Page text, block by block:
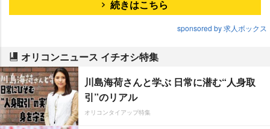
続きはこちら
sponsored by 求人ボックス
オリコンニュース イチオシ特集
川島海荷さんと学ぶ 日常に潜む“人身取
引”のリアル
オリコンタイアップ特集